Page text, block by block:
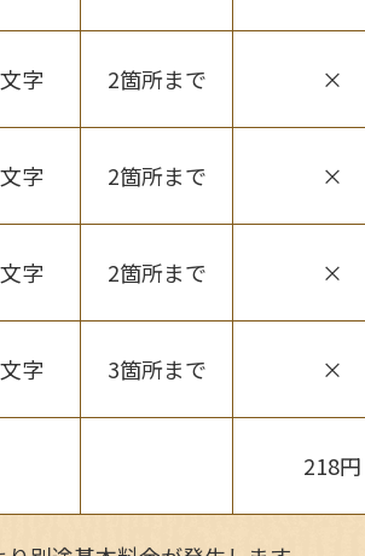
字 2箇所まで ×
字 2箇所まで ×
字 2箇所まで ×
字 3箇所まで ×
218円